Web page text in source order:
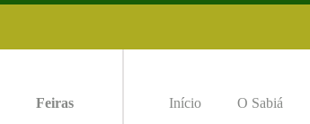
Feiras Início O Sabiá